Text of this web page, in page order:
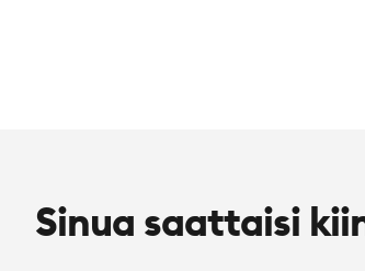
Sinua saattaisi